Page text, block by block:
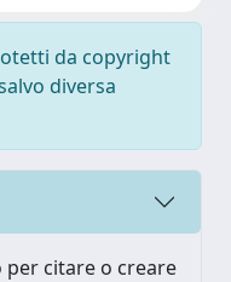
da copyright
diversa
citare o creare